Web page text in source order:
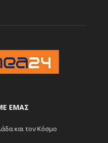
ΕΜΆΣ
και τον Κόσμο